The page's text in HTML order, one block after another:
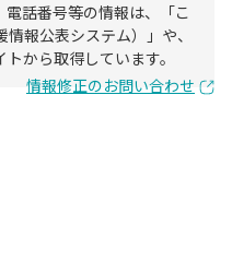
話番号等の情報は、「こ
報公表システム）」や、
から取得しています。
情報修正のお問い合わせ